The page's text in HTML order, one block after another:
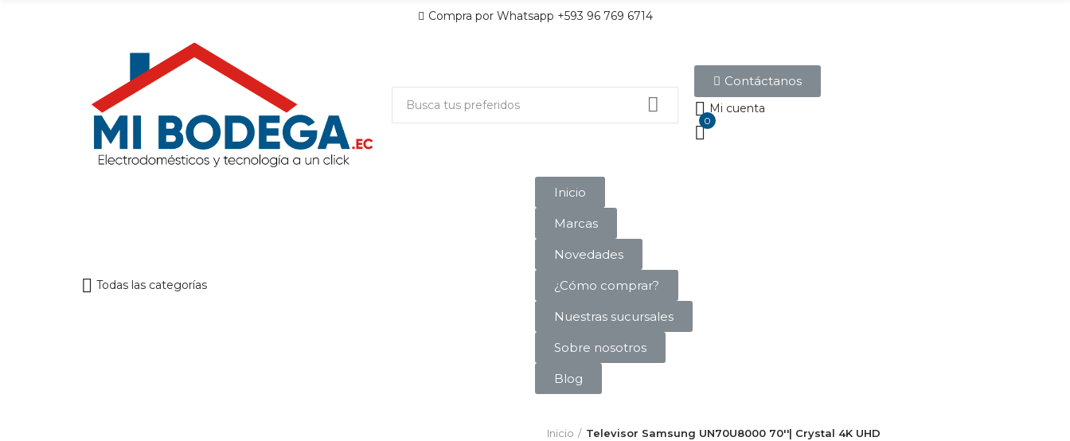
Compra por Whatsapp +593 96 769 6714
Contáctanos
Mi cuenta
0
Todas las categorías
Inicio
Marcas
Novedades
¿Cómo comprar?
Nuestras sucursales
Sobre nosotros
Blog
Inicio Televisor Samsung UN70U8000 70''| Crystal 4K UHD